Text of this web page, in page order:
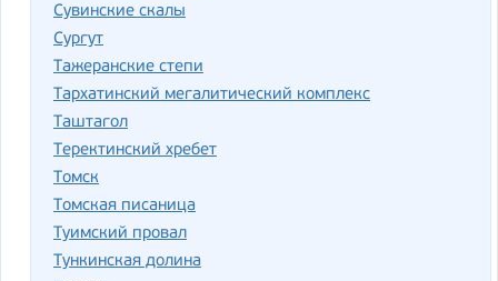
Сувинские скалы
Сургут
Тажеранские степи
Тархатинский мегалитический комплекс
Таштагол
Теректинский хребет
Томск
Томская писаница
Туимский провал
Тункинская долина